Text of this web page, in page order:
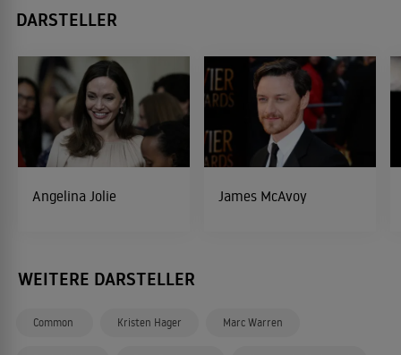
DARSTELLER
Angelina Jolie James McAvoy
WEITERE DARSTELLER
Common Kristen Hager Marc Warren